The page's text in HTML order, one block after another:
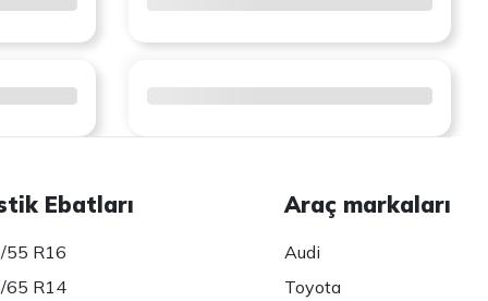
Ebatları
55 R16
65 R14
Araç markaları
Audi
Toyota